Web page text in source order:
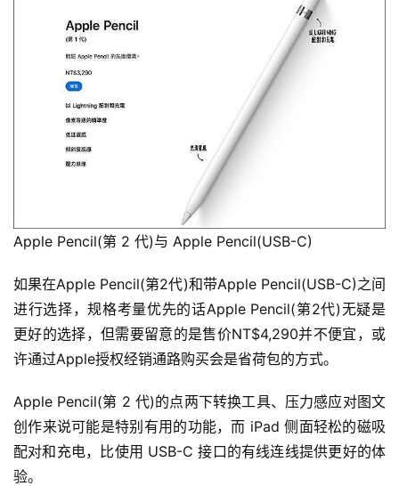
Apple Pencil(第 2 代)与 Apple Pencil(USB-C)
如果在Apple Pencil(第2代)和带Apple Pencil(USB-C)之间
进行选择，规格考量优先的话Apple Pencil(第2代)无疑是
更好的选择，但需要留意的是售价NT$4,290并不便宜，或
许通过Apple授权经销通路购买会是省荷包的方式。
Apple Pencil(第 2 代)的点两下转换工具、压力感应对图文
创作来说可能是特别有用的功能，而 iPad 侧面轻松的磁吸
配对和充电，比使用 USB-C 接口的有线连线提供更好的体
验。